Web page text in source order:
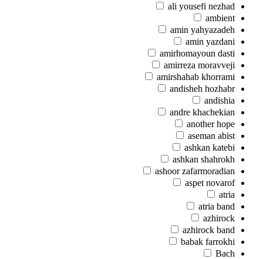
ali yousefi nezhad
ambient
amin yahyazadeh
amin yazdani
amirhomayoun dasti
amirreza moravveji
amirshahab khorrami
andisheh hozhabr
andishia
andre khachekian
another hope
aseman abist
ashkan katebi
ashkan shahrokh
ashoor zafarmoradian
aspet novarof
atria
atria band
azhirock
azhirock band
babak farrokhi
Bach